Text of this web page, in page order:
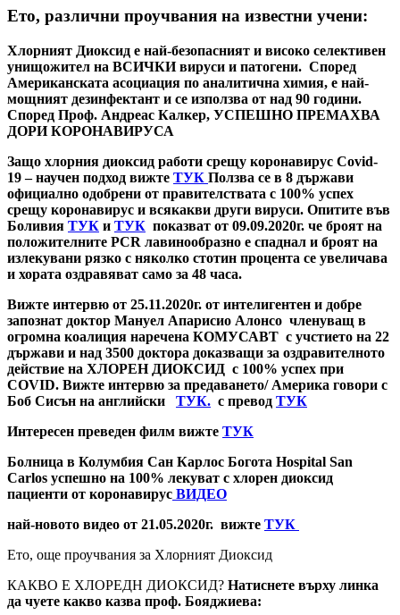
Ето, различни проучвания на известни учени:
Хлорният Диоксид е най-безопасният и високо селективен
унищожител на ВСИЧКИ вируси и патогени. Според
Американската асоциация по аналитична химия, е най-
мощният дезинфектант и се използва от над 90 години.
Според Проф. Андреас Калкер, УСПЕШНО ПРЕМАХВА
ДОРИ КОРОНАВИРУСА
Защо хлорния диоксид работи срещу коронавирус Covid-
19 – научен подход вижте ТУК Ползва се в 8 държави
официално одобрени от правителствата с 100% успех
срещу коронавирус и всякакви други вируси. Опитите във
Боливия ТУК и ТУК показват от 09.09.2020г. че броят на
положителните PCR лавинообразно е спаднал и броят на
излекувани рязко с няколко стотин процента се увеличава
и хората оздравяват само за 48 часа.
Вижте интервю от 25.11.2020г. от интелигентен и добре
запознат доктор Мануел Апарисио Алонсо членуващ в
огромна коалиция наречена КОМУСАВТ с учстието на 22
държави и над 3500 доктора доказващи за оздравителното
действие на ХЛОРЕН ДИОКСИД с 100% успех при
COVID. Вижте интервю за предаването/ Америка говори с
Боб Сисън на английски ТУК. с превод ТУК
Интересен преведен филм вижте ТУК
Болница в Колумбия Сан Карлос Богота Hospital San
Carlos успешно на 100% лекуват с хлорен диоксид
пациенти от коронавирус ВИДЕО
най-новото видео от 21.05.2020г. вижте ТУК
Ето, още проучвания за Хлорният Диоксид
КАКВО Е ХЛОРЕДН ДИОКСИД? Натиснете върху линка
да чуете какво казва проф. Бояджиева: